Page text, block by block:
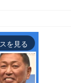
を見る